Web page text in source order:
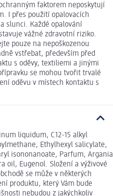
faktorem neposkytují
I přes použití opalovacích
slunci. Každé opalování
vážné zdravotní riziko.
pouze na nepoškozenou
vstřebat, především před
s oděvy, textiliemi a jinými
se mohou tvořit trvalé
oděvu v místech kontaktu s
liquidum, C12-15 alkyl
Ethylhexyl salicylate,
isononanoate, Parfum, Argania
oil, Eugenol. Složení a výživové
se může v některých
produktu, který Vám bude
nebudou z jakýchkoliv